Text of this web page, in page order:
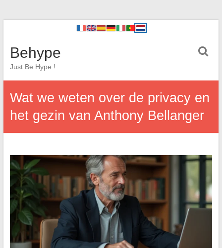
Behype
Just Be Hype !
Wat we weten over de privacy en
het gezin van Anthony Bellanger